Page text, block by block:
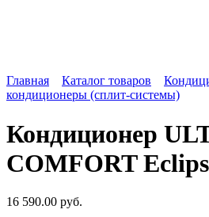
Главная Каталог товаров
кондиционеры (сплит-системы)
Кондиционер
COMFORT
16 590.00 руб.